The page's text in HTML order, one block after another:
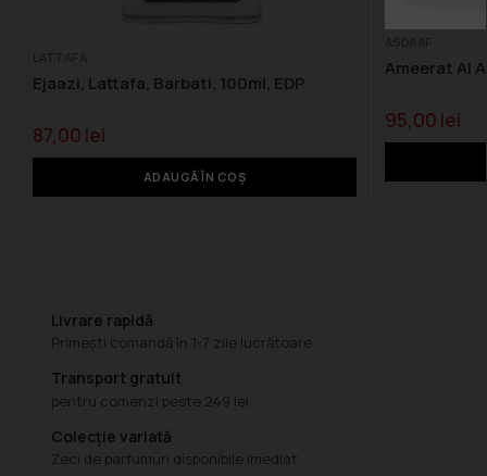
Ejaazi, Lattafa, Barbati, 100ml, EDP
87,00 lei
ADAUGĂ ÎN COȘ
Ameerat Al
95,00 lei
Livrare rapidă
Primești comandă în 1-7 zile lucrătoare
Transport gratuit
pentru comenzi peste 249 lei
Colecție variată
Zeci de parfumuri disponibile imediat